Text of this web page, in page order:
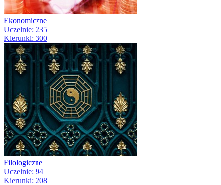
Ekonomiczne
Uczelnie: 235
Kierunki: 300
Filologiczne
Uczelnie: 94
Kierunki: 208